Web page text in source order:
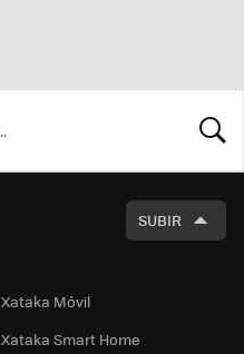
SUBIR
Xataka Móvil
Xataka Smart Home